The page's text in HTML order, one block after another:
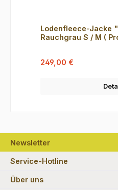
Lodenfleece-Jacke
Rauchgrau S / M (
Verkaufspreis:
249,00 €
Newsletter
Service-Hotline
Über uns